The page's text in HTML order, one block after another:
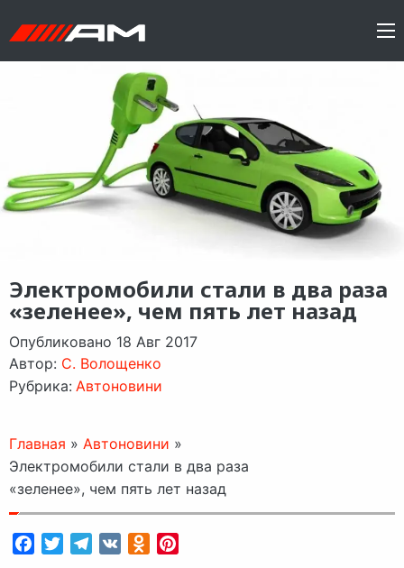
Электромобили стали в два раза
«зеленее», чем пять лет назад
Опубликовано 18 Авг 2017
Автор: C. Волощенко
Рубрика: Автоновини
Главная » Автоновини »
Электромобили стали в два раза
«зеленее», чем пять лет назад
FacebookTwitterTelegram
VK Odnoklassniki